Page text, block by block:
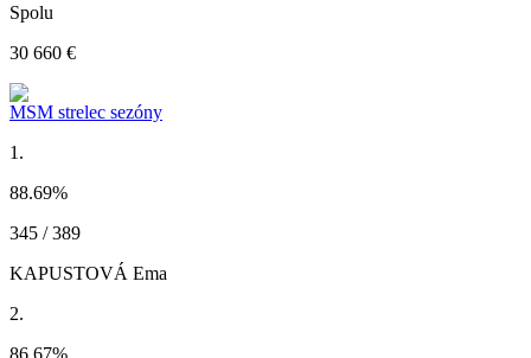
Spolu
30 660 €
MSM strelec sezóny
1.
88.69%
345 / 389
KAPUSTOVÁ Ema
2.
86.67%